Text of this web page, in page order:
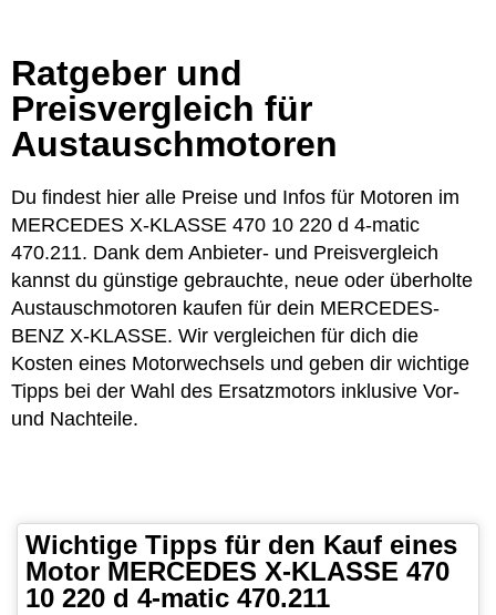
Ratgeber und
Preisvergleich für
Austauschmotoren
Du findest hier alle Preise und Infos für Motoren im
MERCEDES X-KLASSE 470 10 220 d 4-matic
470.211. Dank dem Anbieter- und Preisvergleich
kannst du günstige gebrauchte, neue oder überholte
Austauschmotoren kaufen für dein MERCEDES-
BENZ X-KLASSE. Wir vergleichen für dich die
Kosten eines Motorwechsels und geben dir wichtige
Tipps bei der Wahl des Ersatzmotors inklusive Vor-
und Nachteile.
Wichtige Tipps für den Kauf eines
Motor MERCEDES X-KLASSE 470
10 220 d 4-matic 470.211